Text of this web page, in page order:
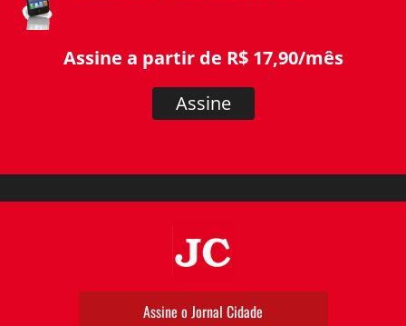
Assine a partir de R$ 17,90/mês
Assine
Assine o Jornal Cidade